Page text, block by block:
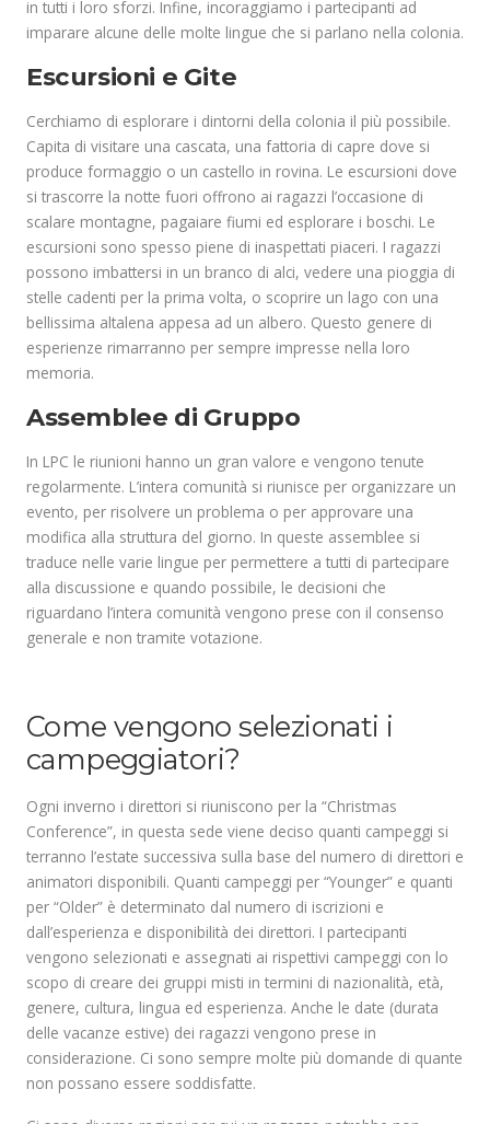
in tutti i loro sforzi. Infine, incoraggiamo i partecipanti ad
imparare alcune delle molte lingue che si parlano nella colonia.
Escursioni e Gite
Cerchiamo di esplorare i dintorni della colonia il più possibile.
Capita di visitare una cascata, una fattoria di capre dove si
produce formaggio o un castello in rovina. Le escursioni dove
si trascorre la notte fuori offrono ai ragazzi l’occasione di
scalare montagne, pagaiare fiumi ed esplorare i boschi. Le
escursioni sono spesso piene di inaspettati piaceri. I ragazzi
possono imbattersi in un branco di alci, vedere una pioggia di
stelle cadenti per la prima volta, o scoprire un lago con una
bellissima altalena appesa ad un albero. Questo genere di
esperienze rimarranno per sempre impresse nella loro
memoria.
Assemblee di Gruppo
In LPC le riunioni hanno un gran valore e vengono tenute
regolarmente. L’intera comunità si riunisce per organizzare un
evento, per risolvere un problema o per approvare una
modifica alla struttura del giorno. In queste assemblee si
traduce nelle varie lingue per permettere a tutti di partecipare
alla discussione e quando possibile, le decisioni che
riguardano l’intera comunità vengono prese con il consenso
generale e non tramite votazione.
Come vengono selezionati i
campeggiatori?
Ogni inverno i direttori si riuniscono per la “Christmas
Conference”, in questa sede viene deciso quanti campeggi si
terranno l’estate successiva sulla base del numero di direttori e
animatori disponibili. Quanti campeggi per “Younger” e quanti
per “Older” è determinato dal numero di iscrizioni e
dall’esperienza e disponibilità dei direttori. I partecipanti
vengono selezionati e assegnati ai rispettivi campeggi con lo
scopo di creare dei gruppi misti in termini di nazionalità, età,
genere, cultura, lingua ed esperienza. Anche le date (durata
delle vacanze estive) dei ragazzi vengono prese in
considerazione. Ci sono sempre molte più domande di quante
non possano essere soddisfatte.